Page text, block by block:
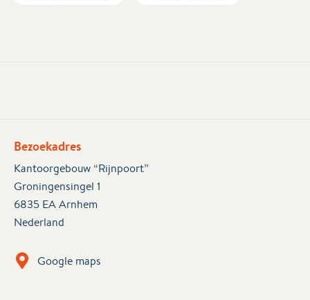
Bezoekadres
Kantoorgebouw “Rijnpoort”
Groningensingel 1
6835 EA Arnhem
Nederland
Google maps